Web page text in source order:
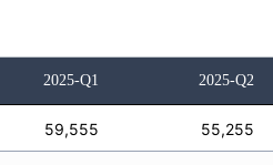
2025-Q1 2025-Q2
59,555 55,255